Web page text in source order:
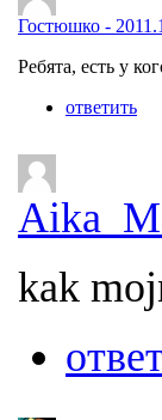
Гостюшко -
Ребята, есть у
ответить
kak